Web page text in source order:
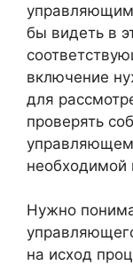
управляющим
бы видеть в
включение
для
проверять
необходимой
Нужно
на исход